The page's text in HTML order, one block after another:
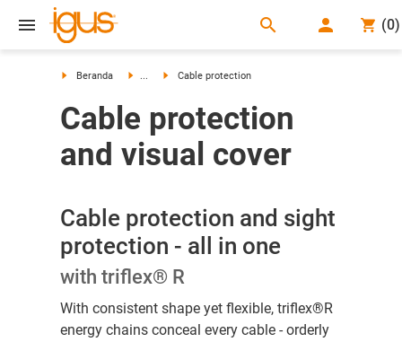
search (0)
Beranda ... Cable protection
Cable protection
and visual cover
Cable protection and sight
protection - all in one
with triflex® R
With consistent shape yet flexible, triflex®R
energy chains conceal every cable - orderly